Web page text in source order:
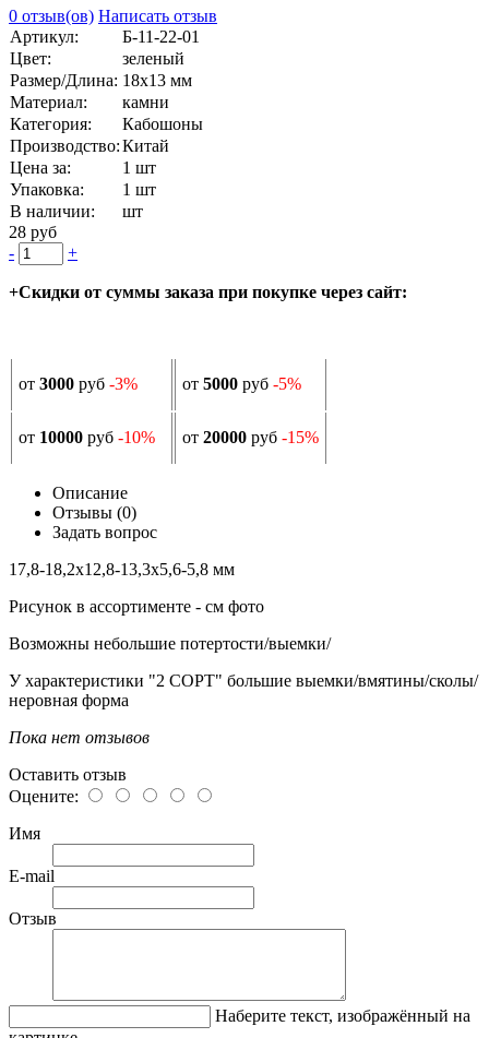
0 отзыв(ов) Написать отзыв
Артикул:
Б-11-22-01
Цвет:
зеленый
Размер/Длина: 18х13 мм
Материал:
камни
Категория:
Кабошоны
Производство:Китай
Цена за:
1 шт
Упаковка:
1 шт
В наличии:
шт
28 руб
-
+
+Скидки от суммы заказа при покупке через сайт:
от 3000 руб -3% от 5000 руб -5%
от 10000 руб -10% от 20000 руб -15%
Описание
Отзывы (0)
Задать вопрос
17,8-18,2х12,8-13,3х5,6-5,8 мм
Рисунок в ассортименте - см фото
Возможны небольшие потертости/выемки/
У характеристики "2 СОРТ" большие выемки/вмятины/сколы/
неровная форма
Пока нет отзывов
Оставить отзыв
Оцените:
Имя
E-mail
Отзыв
Наберите текст, изображённый на